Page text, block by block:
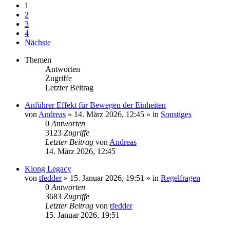
1
2
3
4
Nächste
Themen
Antworten
Zugriffe
Letzter Beitrag
Anführer Effekt für Bewegen der Einheiten
von Andreas » 14. März 2026, 12:45 » in Sonstiges
0 Antworten
3123 Zugriffe
Letzter Beitrag von Andreas
14. März 2026, 12:45
Klong Legacy
von tfedder» 15. Januar 2026, 19:51 » in Regelfragen
0 Antworten
3683 Zugriffe
Letzter Beitrag von tfedder
15. Januar 2026, 19:51